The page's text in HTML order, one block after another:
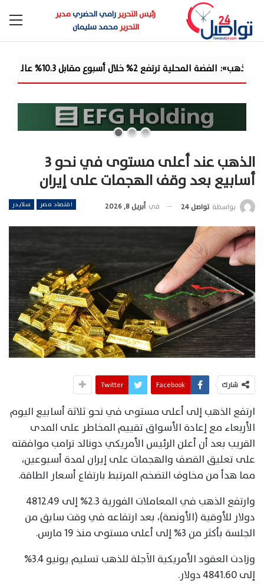
رئيس التحريررامي الحضريمدير
التحريرمحمد سليمان
من مكاسب ا...
الذهب عند أعلى مستوى في نحو 3
أسابيع بعد وقف الهجمات على إيران
اقتصاد مصر سلايدر بواسطة تواصل 24 في أبريل 8, 2026
شارك Facebook
Twitter
ارتفع الذهب إلى أعلى مستوى في نحو ثلاثة أسابيع اليوم
الأربعاء مع إعادة الأسواق تقييم المخاطر على المدى
القريب بعد أن أعلن الرئيس الأمريكي دونالد ترامب موافقته
على ‌تعليق القصف والهجمات على إيران لمدة أسبوعين،
مما هدأ من مخاوف التضخم المرتبط بارتفاع أسعار الطاقة.
وارتفع الذهب في المعاملات الفورية 2.3% إلى 4812.49
دولار للأوقية (الأونصة)، بعد ارتفاعه في وقت سابق من
الجلسة بأكثر من 3% إلى أعلى مستوى منذ 19 مارس.
وزادت العقود الأمريكية الآجلة للذهب تسليم يونيو 3.4%
إلى 4841.60 دولار.